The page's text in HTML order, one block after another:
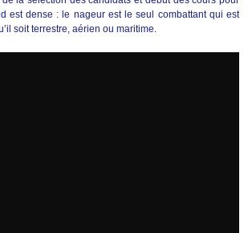
est dense : le nageur est le seul combattant qui est
soit terrestre, aérien ou maritime.